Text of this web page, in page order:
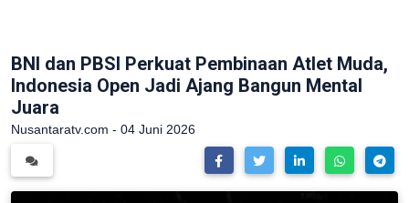
BNI dan PBSI Perkuat Pembinaan Atlet Muda,
Indonesia Open Jadi Ajang Bangun Mental
Juara
Nusantaratv.com - 04 Juni 2026